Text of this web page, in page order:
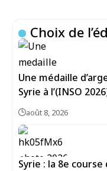
Choix de
Une médaille
Syrie à l’(INSO
août 8, 2026
Syrie : la 8e